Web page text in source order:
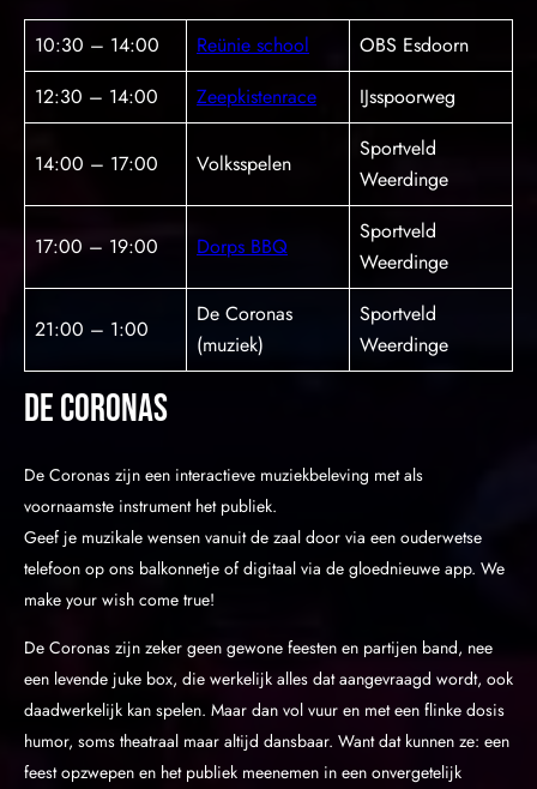
10:30 – 14:00 Reünie school
OBS Esdoorn
12:30 – 14:00
Zeepkistenrace IJsspoorweg
14:00 – 17:00 Volksspelen
Sportveld
Weerdinge
17:00 – 19:00 Dorps BBQ
Sportveld
Weerdinge
21:00 – 1:00
De Coronas
(muziek)
Sportveld
Weerdinge
De coronas
De Coronas zijn een interactieve muziekbeleving met als
voornaamste instrument het publiek.
Geef je muzikale wensen vanuit de zaal door via een ouderwetse
telefoon op ons balkonnetje of digitaal via de gloednieuwe app. We
make your wish come true!
De Coronas zijn zeker geen gewone feesten en partijen band, nee
een levende juke box, die werkelijk alles dat aangevraagd wordt, ook
daadwerkelijk kan spelen. Maar dan vol vuur en met een flinke dosis
humor, soms theatraal maar altijd dansbaar. Want dat kunnen ze: een
feest opzwepen en het publiek meenemen in een onvergetelijk